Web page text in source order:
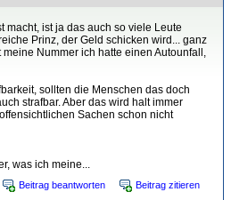
macht, ist ja das auch so viele Leute
Prinz, der Geld schicken wird... ganz
meine Nummer ich hatte einen Autounfall,
sollten die Menschen das doch
strafbar. Aber das wird halt immer
Sachen schon nicht
was ich meine...
Beitrag beantworten Beitrag zitieren